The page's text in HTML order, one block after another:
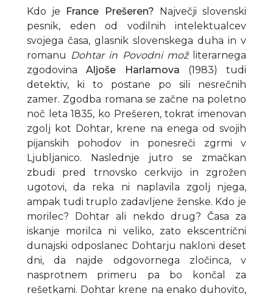
Kdo je France Prešeren? Največji slovenski
pesnik, eden od vodilnih intelektualcev
svojega časa, glasnik slovenskega duha in v
romanu Dohtar in Povodni možliterarnega
zgodovinaAljoše Harlamova (1983) tudi
detektiv, ki to postane po sili nesrečnih
zamer. Zgodba romana se začne na poletno
noč leta 1835, ko Prešeren, tokrat imenovan
zgolj kot Dohtar, krene na enega od svojih
pijanskih pohodov in ponesreči zgrmi v
Ljubljanico. Naslednje jutro se zmačkan
zbudi pred trnovsko cerkvijo in zgrožen
ugotovi, da reka ni naplavila zgolj njega,
ampak tudi truplo zadavljene ženske. Kdo je
morilec? Dohtar ali nekdo drug? Časa za
iskanje morilca ni veliko, zato ekscentrični
dunajski odposlanec Dohtarju nakloni deset
dni, da najde odgovornega zločinca, v
nasprotnem primeru pa bo končal za
rešetkami. Dohtar krene na enako duhovito,